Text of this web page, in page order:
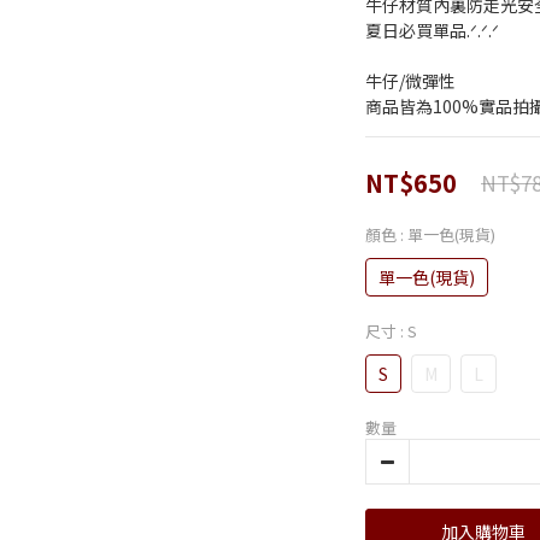
牛仔材質內裏防走光安
夏日必買單品.ᐟ.ᐟ.ᐟ
牛仔/微彈性
商品皆為100%實品拍
NT$650
顏色 : 單一色(現貨)
單一色(現貨)
尺寸 : S
S M L
數量
加入購物車